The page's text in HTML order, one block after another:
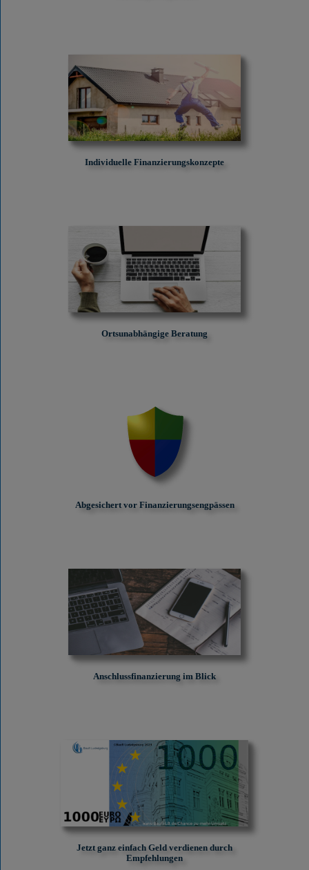
Individuelle Finanzierungskonzepte
Ortsunabhängige Beratung
Abgesichert vor Finanzierungs­engpässen
Anschlussfinanzierung im Blick
Jetzt ganz einfach Geld verdienen durch
Empfehlungen